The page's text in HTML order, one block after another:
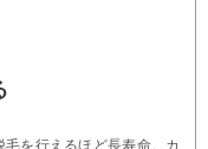
を行えるほど長寿命。カ